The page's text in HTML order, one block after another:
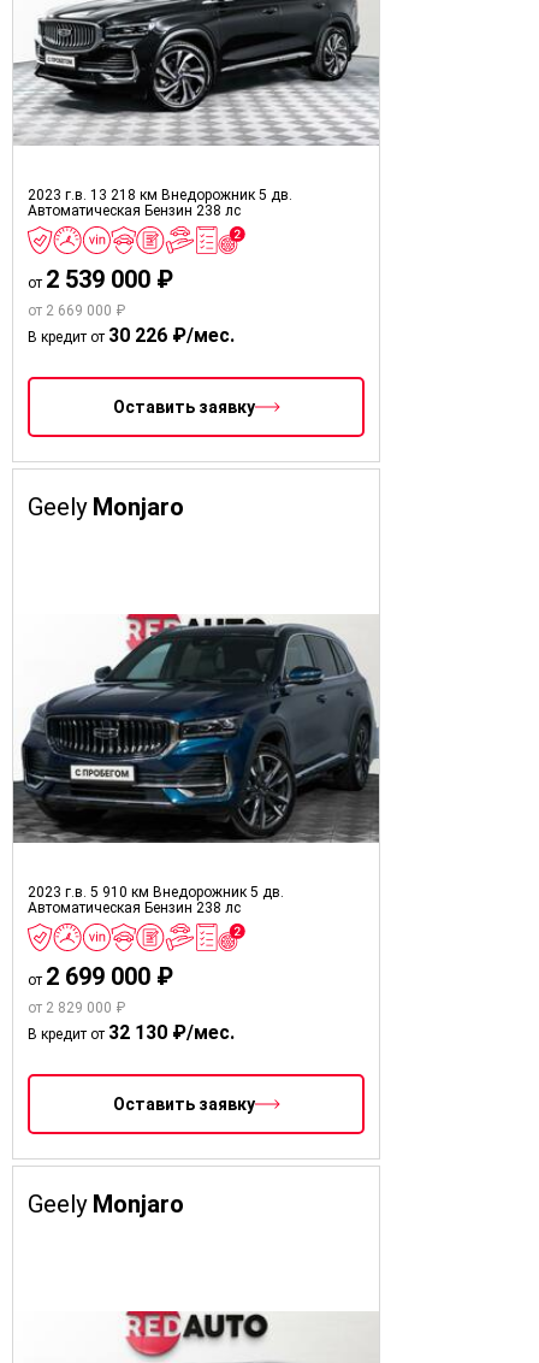
2023 г.в. 13 218 км Внедорожник 5 дв.
Автоматическая Бензин 238 лс
от 2 539 000 ₽
от 2 669 000 ₽
В кредит от 30 226 ₽/мес.
Оставить заявку
Geely Monjaro
2023 г.в. 5 910 км Внедорожник 5 дв.
Автоматическая Бензин 238 лс
от 2 699 000 ₽
от 2 829 000 ₽
В кредит от 32 130 ₽/мес.
Оставить заявку
Geely Monjaro